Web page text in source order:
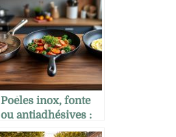
Poêles inox, fonte
ou antiadhésives :
que privilégier